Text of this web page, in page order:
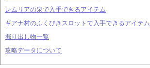
レムリアの泉で入手できるアイテム
ギアナ村のふくびきスロットで入手できるアイテム
掘り出し物一覧
攻略データについて